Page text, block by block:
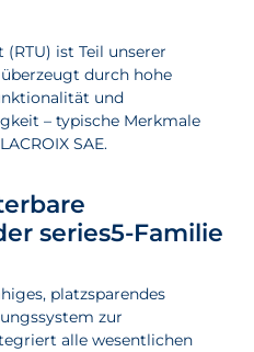
ist Teil unserer
durch hohe
und
– typische Merkmale
SAE.
series5-Familie
platzsparendes
zur
alle wesentlichen